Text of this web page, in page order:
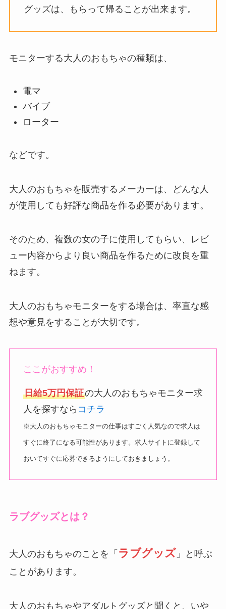
グッズは、もらって帰ることが出来ます。
モニターする大人のおもちゃの種類は、
電マ
バイブ
ローター
などです。
大人のおもちゃを販売するメーカーは、どんな人
が使用しても好評な商品を作る必要があります。
そのため、複数の女の子に使用してもらい、レビ
ュー内容からより良い商品を作るために改良を重
ねます。
大人のおもちゃモニターをする場合は、率直な感
想や意見をすることが大切です。
ここがおすすめ！
日給5万円保証の大人のおもちゃモニター求
人を探すなら コチラ
※大人のおもちゃモニターの仕事はすごく人気なので求人は
すぐに終了になる可能性があります。求人サイトに登録して
おいてすぐに応募できるようにしておきましょう。
ラブグッズとは？
大人のおもちゃのことを「 ラブグッズ 」と呼ぶ
ことがあります。
大人のおもちゃやアダルトグッズと聞くと、いや